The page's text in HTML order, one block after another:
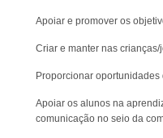
Apoiar e promover os
Criar e manter nas
Proporcionar
Apoiar os alunos na
comunicação no seio da